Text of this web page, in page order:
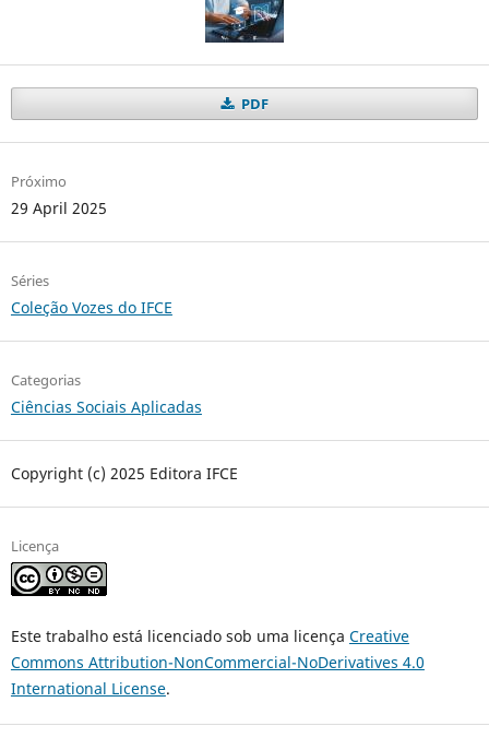
PDF
Próximo
29 April 2025
Séries
Coleção Vozes do IFCE
Categorias
Ciências Sociais Aplicadas
Copyright (c) 2025 Editora IFCE
Licença
Este trabalho está licenciado sob uma licença Creative
Commons Attribution-NonCommercial-NoDerivatives 4.0
International License.